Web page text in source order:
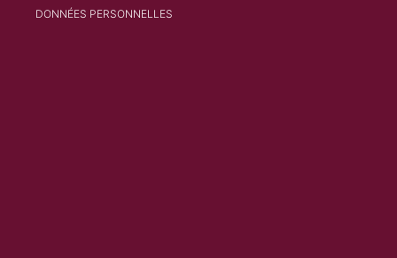
DONNÉES PERSONNELLES